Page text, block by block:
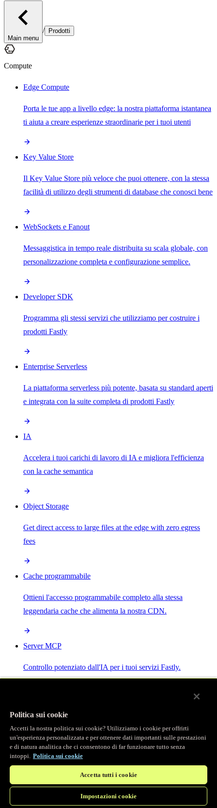
Main menu
/ Prodotti
Compute
Edge Compute
Porta le tue app a livello edge: la nostra piattaforma istantanea
ti aiuta a creare esperienze straordinarie per i tuoi utenti
Key Value Store
Il Key Value Store più veloce che puoi ottenere, con la stessa
facilità di utilizzo degli strumenti di database che conosci bene
WebSockets e Fanout
Messaggistica in tempo reale distribuita su scala globale, con
personalizzazione completa e configurazione semplice.
Developer SDK
Programma gli stessi servizi che utilizziamo per costruire i
prodotti Fastly
Enterprise Serverless
La piattaforma serverless più potente, basata su standard aperti
e integrata con la suite completa di prodotti Fastly
IA
Accelera i tuoi carichi di lavoro di IA e migliora l'efficienza
con la cache semantica
Object Storage
Get direct access to large files at the edge with zero egress
fees
Cache programmabile
Ottieni l'accesso programmabile completo alla stessa
leggendaria cache che alimenta la nostra CDN.
Server MCP
Controllo potenziato dall'IA per i tuoi servizi Fastly.
Main menu
/ Prodotti
Osservabilità
Logging in tempo reale
Politica sui cookie
Accetti la nostra politica sui cookie? Utilizziamo i cookie per offrirti
un'esperienza personalizzata e per ottenere dati importanti sulle prestazioni
e di natura analitica che ci consentono di far funzionare tutto senza
intoppi. Politica sui cookie
Accetta tutti i cookie
Impostazioni cookie